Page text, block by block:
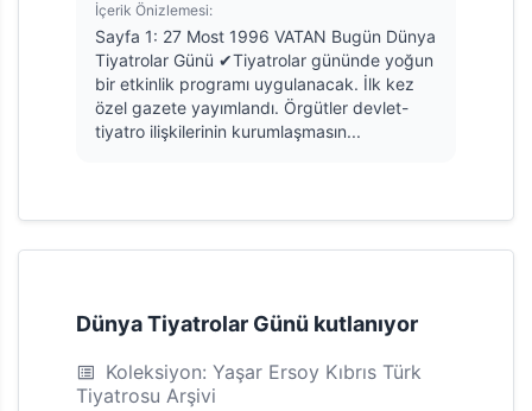
İçerik Önizlemesi:
Sayfa 1: 27 Most 1996 VATAN Bugün Dünya
Tiyatrolar Günü ✔Tiyatrolar gününde yoğun
bir etkinlik programı uygulanacak. İlk kez
özel gazete yayımlandı. Örgütler devlet-
tiyatro ilişkilerinin kurumlaşmasın...
Dünya Tiyatrolar Günü kutlanıyor
Koleksiyon: Yaşar Ersoy Kıbrıs Türk
Tiyatrosu Arşivi